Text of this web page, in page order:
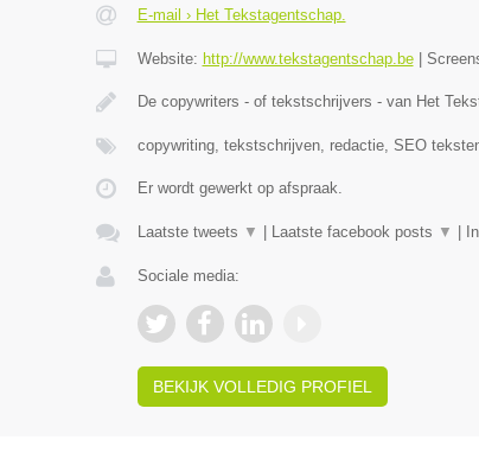
E-mail › Het Tekstagentschap.
Website: http://www.tekstagentschap.be|
De copywriters - of tekstschrijvers - van Het
copywriting, tekstschrijven, redactie, SEO
Er wordt gewerkt op afspraak.
Laatste tweets ▼ Laatste facebook posts ▼
Sociale media:
BEKIJK VOLLEDIG PROFIEL